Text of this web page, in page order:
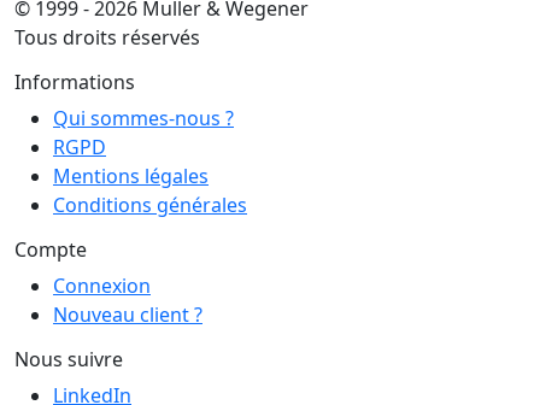
© 1999 - 2026 Muller & Wegener
Tous droits réservés
Informations
Qui sommes-nous ?
RGPD
Mentions légales
Conditions générales
Compte
Connexion
Nouveau client ?
Nous suivre
LinkedIn